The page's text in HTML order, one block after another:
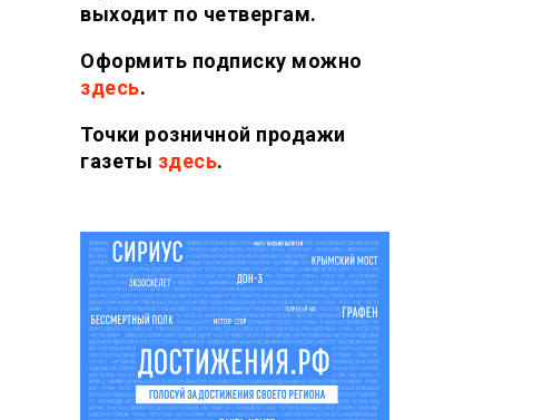
выходит по четвергам.
Оформить подписку можно
здесь.
Точки розничной продажи
газеты здесь.